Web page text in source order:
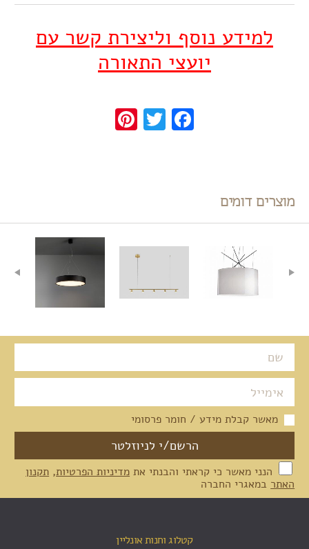
למידע נוסף וליצירת קשר עם
יועצי התאורה
Facebook
Twitter
Pinterest
מוצרים דומים
מאשר קבלת מידע / חומר פרסומי
הנני מאשר כי קראתי והבנתי את מדיניות הפרטיות, תקנון
האתר במאגרי החברה
קטלוג וחנות אונליין